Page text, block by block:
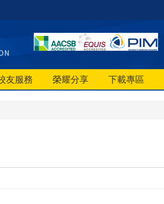
友服務 榮耀分享 下載專區